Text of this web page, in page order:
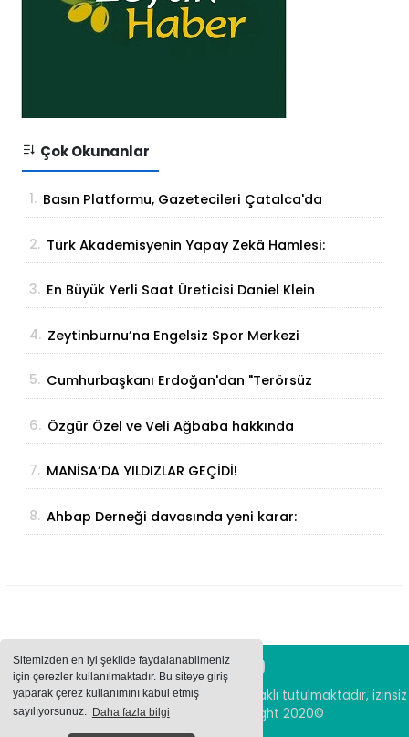
Sitemizden en iyi şekilde faydalanabilmeniz
için çerezler kullanılmaktadır. Bu siteye giriş
yaparak çerez kullanımını kabul etmiş
sayılıyorsunuz. Daha fazla bilgi
Çok Okunanlar
1. Basın Platformu, Gazetecileri Çatalca'da
2. Türk Akademisyenin Yapay Zekâ Hamlesi:
Parmak İzinden Kişiye Özel Analiz
3. En Büyük Yerli Saat Üreticisi Daniel Klein
4. Zeytinburnu’na Engelsiz Spor Merkezi
Geliyor
5. Cumhurbaşkanı Erdoğan'dan "Terörsüz
Perçinleyecek"
6. Özgür Özel ve Veli Ağbaba hakkında
fezleke Adalet Bakanlığı’na gönderildi
7. MANİSA’DA YILDIZLAR GEÇİDİ!
8. Ahbap Derneği davasında yeni karar:
Yönetim için görevlendirme yapıldı
Sitemizde bulunan içeriklerin tüm hakları saklı tutulmaktadır, izinsiz
içerikler kullanılamaz. Copyright 2020©